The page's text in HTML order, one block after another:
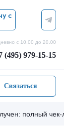
с
с 10.00 до 20.00
(495) 979-15-15
Связаться
полный чек-